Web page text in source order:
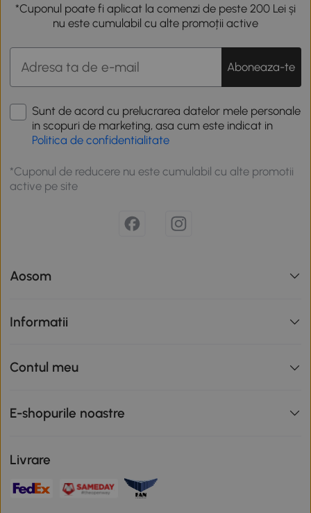
*Cuponul poate fi aplicat la comenzi de peste 200 Lei și
nu este cumulabil cu alte promoții active
Aboneaza-te
Sunt de acord cu prelucrarea datelor mele personale
in scopuri de marketing, asa cum este indicat in
Politica de confidentialitate
*Cuponul de reducere nu este cumulabil cu alte promotii
active pe site
Aosom
Informatii
Contul meu
E-shopurile noastre
Livrare